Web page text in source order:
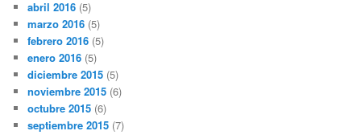
abril 2016 (5)
marzo 2016 (5)
febrero 2016 (5)
enero 2016 (5)
diciembre 2015 (5)
noviembre 2015 (6)
octubre 2015 (6)
septiembre 2015 (7)